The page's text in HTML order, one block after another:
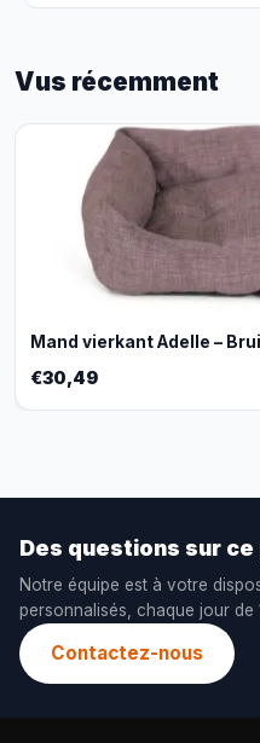
Vus récemment
Mand vierkant Adelle –
€30,49
Des questions sur ce
Notre équipe est à votre
personnalisés, chaque jour de
Contactez-nous